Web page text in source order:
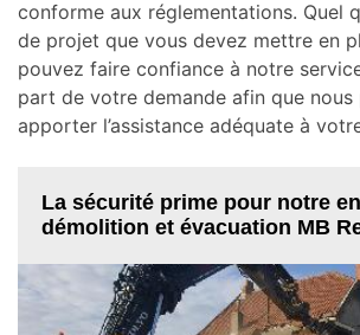
conforme aux réglementations. Quel
de projet que vous devez mettre en
pouvez faire confiance à notre
part de votre demande afin que nous
apporter l’assistance adéquate à
La sécurité prime pour notre
démolition et évacuation MB